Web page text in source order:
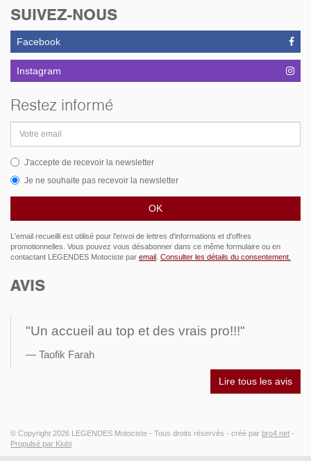
SUIVEZ-NOUS
Facebook
Instagram
Restez informé
email
J'accepte de recevoir la newsletter
Je ne souhaite pas recevoir la newsletter
L'email recueilli est utilisé pour l'envoi de lettres d'informations et d'offres
promotionnelles. Vous pouvez vous désabonner dans ce même formulaire ou en
contactant LEGENDES Motociste par email Consulter les détails du consentement.
AVIS
"Un accueil au top et des vrais pro!!!"
Taofik Farah
Lire tous les avis
© Copyright 2026 LEGENDES Motociste - Tous droits réservés - créé par bro4.net -
Propulsé par Kiubi